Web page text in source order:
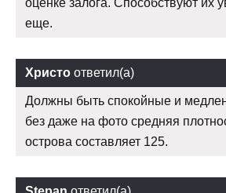
оценке залога. Способствуют их
еще.
Христо ответил(а)
Должны быть спокойные и
без даже на фото средняя
острова составляет 125.